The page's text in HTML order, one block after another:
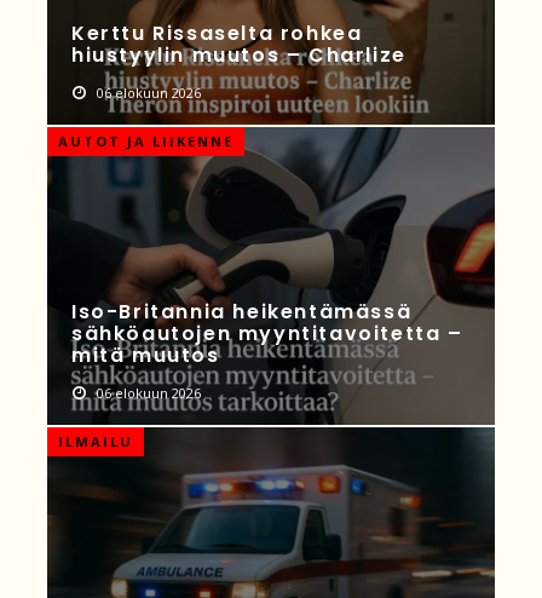
Kerttu Rissaselta rohkea
hiustyylin muutos – Charlize
06 elokuun 2026
AUTOT JA LIIKENNE
Iso-Britannia heikentämässä
sähköautojen myyntitavoitetta –
mitä muutos
06 elokuun 2026
ILMAILU